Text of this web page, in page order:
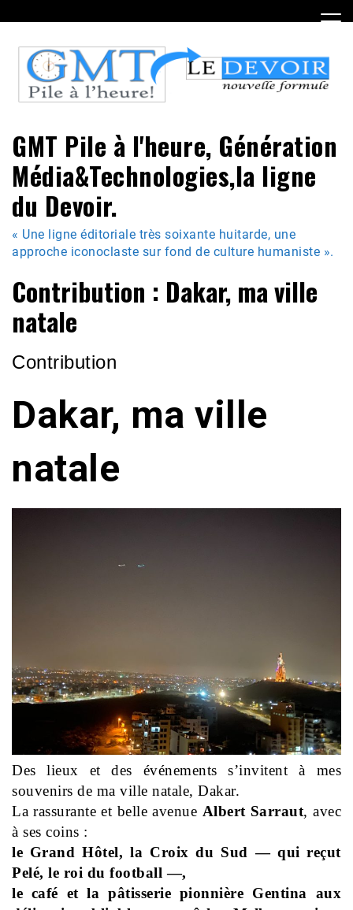
to
content
GMT Pile à l'heure, Génération
Média&Technologies,la ligne
du Devoir.
« Une ligne éditoriale très soixante huitarde, une
approche iconoclaste sur fond de culture humaniste ».
Contribution : Dakar, ma ville
natale
Contribution
Dakar, ma ville
natale
Des lieux et des événements s’invitent à mes
souvenirs de ma ville natale, Dakar.
La rassurante et belle avenue Albert Sarraut, avec
à ses coins :
le Grand Hôtel, la Croix du Sud — qui reçut
Pelé, le roi du football —,
le café et la pâtisserie pionnière Gentina aux